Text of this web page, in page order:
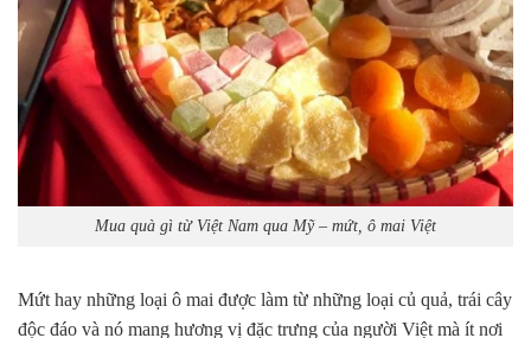
Mua quà gì từ Việt Nam qua Mỹ – mứt, ô mai Việt
Mứt hay những loại ô mai được làm từ những loại củ quả, trái cây
độc đáo và nó mang hương vị đặc trưng của người Việt mà ít nơi